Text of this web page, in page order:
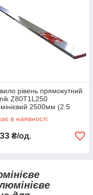
рівень прямокутний
Z80T1L250
2500мм (2.5
один глазок для
площини
в наявності
₴/од.